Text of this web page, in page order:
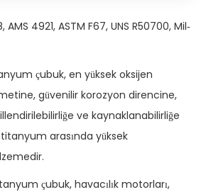
AMS 4921, ASTM F67, UNS R50700, Mil-
çubuk, en yüksek oksijen
güvenilir korozyon direncine,
ve kaynaklanabilirliğe
arasında yüksek
çubuk, havacılık motorları,